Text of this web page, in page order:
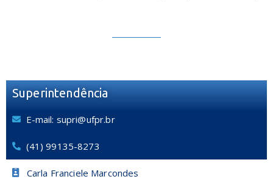
Superintendência
E-mail: supri@ufpr.br
(41) 99135-8273
Carla Franciele Marcondes